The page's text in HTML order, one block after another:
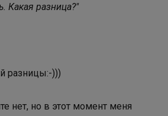
Какая разница?"
разницы:-)))
нет, но в этот момент меня